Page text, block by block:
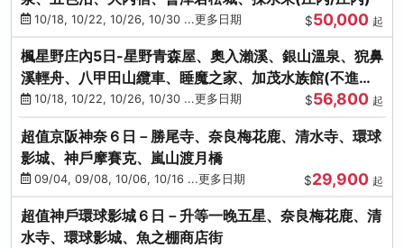
10/18, 10/22, 10/26, 10/30 ...更多日期 $50,000 起
楓星野庄內5日-星野青森屋、奧入瀨溪、銀山溫泉、猊鼻
溪輕舟、八甲田山纜車、睡魔之家、加茂水族館(不進店)
(庄內/庄內)
10/18, 10/22, 10/26, 10/30 ...更多日期 $56,800 起
超值京阪神奈６日－勝尾寺、奈良梅花鹿、清水寺、環球
影城、神戶摩賽克、嵐山渡月橋
09/04, 09/08, 10/06, 10/16 ...更多日期 $29,900 起
超值神戶環球影城６日－升等一晚五星、奈良梅花鹿、清
水寺、環球影城、魚之棚商店街